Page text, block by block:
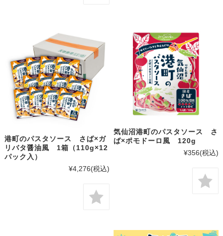
港町のパスタソース さば×ガ
リバタ醤油風 1箱（110g×12
パック入）
¥4,276(税込)
気仙沼港町のパスタソース さ
ば×ポモドーロ風 120g
¥356(税込)